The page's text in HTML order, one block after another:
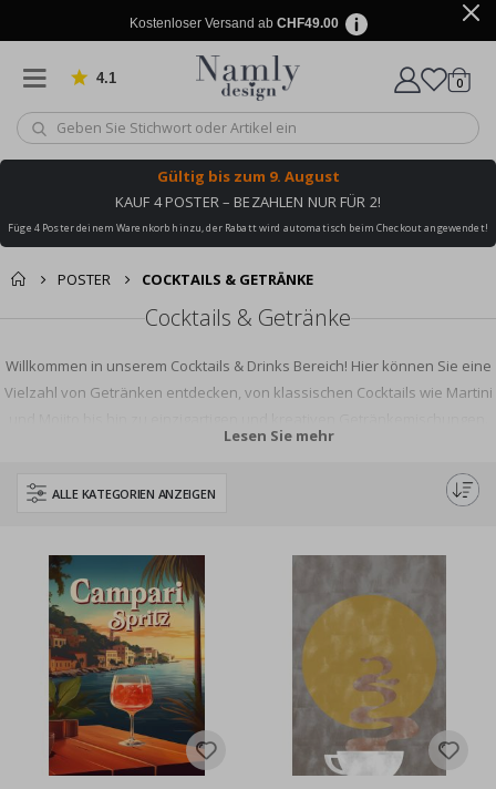
Kostenloser Versand ab CHF49.00
4.1 von 1032 Bewertungen
Wagen
0
Gültig bis zum 9. August
KAUF 4 POSTER – BEZAHLEN NUR FÜR 2!
Füge 4 Poster deinem Warenkorb hinzu, der Rabatt wird automatisch beim Checkout angewendet!
POSTER COCKTAILS & GETRÄNKE
Cocktails & Getränke
Willkommen in unserem Cocktails & Drinks Bereich! Hier können Sie eine
Vielzahl von Getränken entdecken, von klassischen Cocktails wie Martini
Ob Sie auf der Suche nach einem erfrischenden alkoholfreien Getränk
sind oder ein Cocktailrezept benötigen, um Ihre Party aufzuwerten, wir
haben etwas für jeden. Genießen Sie die perfekte Mischung aus
Lesen Sie mehr
ALLE KATEGORIEN ANZEIGEN